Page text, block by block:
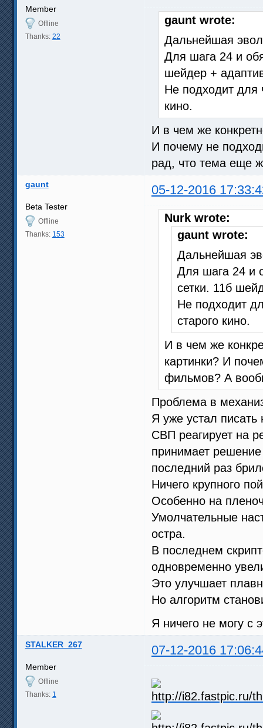
Member
Offline
Thanks: 22
gaunt wrote:
Дальнейшая
Для шага 24 и
шейдер +
Не подходит для
кино.
И в чем же
И почему не
рад, что тема еще
gaunt 05-12-2016
Beta Tester
Offline
Thanks: 153
Nurk wrote:
gaunt wrote:
Дальнейшая
Для шага 24 и
сетки. 11б
Не подходит
старого кино.
И в чем же
картинки? И
фильмов? А
Проблема в
Я уже устал писать
СВП реагирует на
принимает
последний раз
Ничего крупного
Особенно на
Умолчательные
остра.
В последнем
одновременно
Это улучшает
Но алгоритм
Я ничего не могу с
STALKER_267 07-12-2016
Member
Offline
Thanks: 1